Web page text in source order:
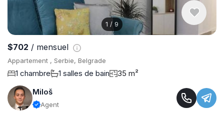
1 / 9
$702 / mensuel
Appartement , Serbie, Belgrade
1 chambre 1 salles de bain
35 m²
Miloš
Agent